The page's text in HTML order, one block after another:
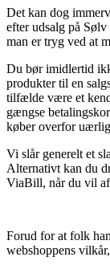
Det kan dog
efter udsalg på
man er tryg ved at
Du bør imidlertid
produkter til en
tilfælde være et
gængse
køber overfor
Vi slår generelt et
Alternativt kan du
ViaBill, når du vil
Forud for at folk
webshoppens